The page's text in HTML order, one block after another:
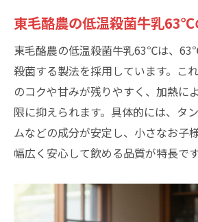
レシピ
境南町で味わう低温殺菌牛
食卓を彩る低温殺菌牛乳
低温殺菌牛乳で広がる新し
東毛酪農の低温殺菌牛乳63℃
東毛酪農の低温殺菌牛乳63℃は、
殺菌する製法を採用しています。こ
のコクや甘みが残りやすく、加熱に
限に抑えられます。具体的には、タ
ムなどの成分が安定し、小さなお子
幅広く安心して飲める品質が特長です